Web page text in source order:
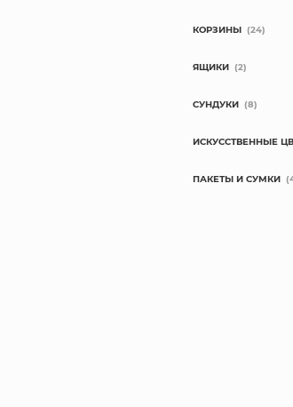
КОРЗИНЫ (24)
ЯЩИКИ (2)
СУНДУКИ (8)
ИСКУССТВЕННЫЕ
ПАКЕТЫ И СУМКИ